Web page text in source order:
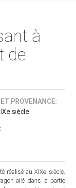
à
de
PROVENANCE:
siècle
réalisé au XIXe siècle.
ailé dans la partie